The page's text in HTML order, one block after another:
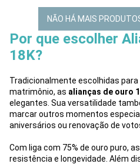
NÃO HÁ MAIS
Por que escolher
18K?
Tradicionalmente escolhidas para
matrimônio, as alianças de ouro
elegantes. Sua versatilidade
marcar outros momentos
aniversários ou renovação de
Com liga com 75% de ouro puro,
resistência e longevidade. Além